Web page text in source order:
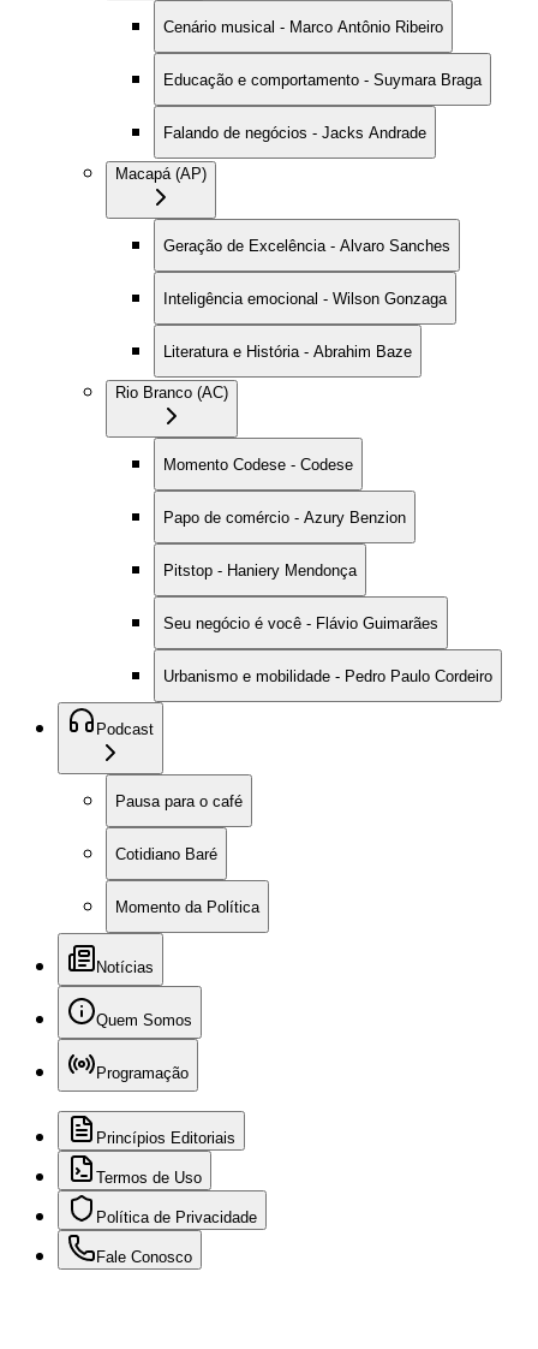
Cenário musical - Marco Antônio Ribeiro
Educação e comportamento - Suymara Braga
Falando de negócios - Jacks Andrade
Macapá (AP)
Geração de Excelência - Alvaro Sanches
Inteligência emocional - Wilson Gonzaga
Literatura e História - Abrahim Baze
Rio Branco (AC)
Momento Codese - Codese
Papo de comércio - Azury Benzion
Pitstop - Haniery Mendonça
Seu negócio é você - Flávio Guimarães
Urbanismo e mobilidade - Pedro Paulo Cordeiro
Podcast
Pausa para o café
Cotidiano Baré
Momento da Política
Notícias
Quem Somos
Programação
Princípios Editoriais
Termos de Uso
Política de Privacidade
Fale Conosco